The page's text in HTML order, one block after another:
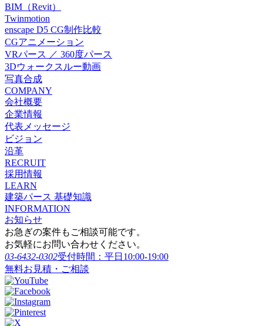
BIM（Revit）
Twinmotion
enscape D5 CG制作比較
CGアニメーション
VRパース ／ 360度パース
3Dウォークスルー動画
写真合成
COMPANY
会社概要
企業情報
代表メッセージ
ビジョン
沿革
RECRUIT
採用情報
LEARN
建築パース 基礎知識
INFORMATION
お知らせ
お急ぎの案件もご相談可能です。
お気軽にお問い合わせください。
03-6432-0302受付時間：平日10:00-19:00
無料お見積・ご相談